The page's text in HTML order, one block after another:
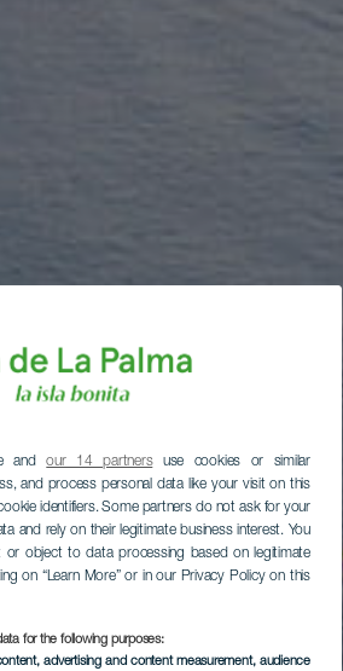
andour 14 partnersuse cookies or similar
and process personal data like your visit on this
identifiers. Some partners do not ask for your
and rely on their legitimate business interest. You
or object to data processing based on legitimate
on “Learn More” or in our Privacy Policy on this
for the following purposes:
advertising and content measurement, audience